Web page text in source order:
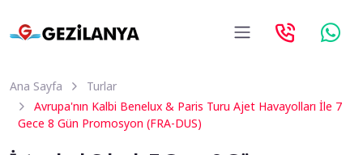
Ana Sayfa
Turlar
Avrupa'nın Kalbi Benelux & Paris Turu Ajet Havayolları İle 7
Gece 8 Gün Promosyon (FRA-DUS)